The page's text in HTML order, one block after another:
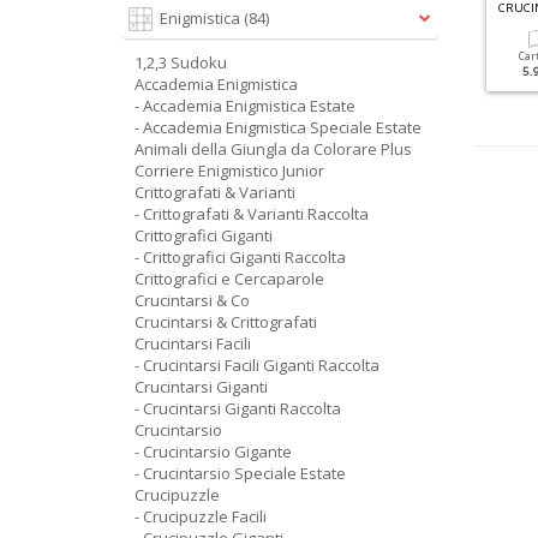
CRUCIVERBA SPECIALE N.1
Digitale
1.00 €
CRUCINTARSIO SPECIALE ESTATE N.2
Enigmistica (84)
1,2,3 Sudoku
Accademia Enigmistica
- Accademia Enigmistica Estate
- Accademia Enigmistica Speciale Estate
Animali della Giungla da Colorare Plus
Corriere Enigmistico Junior
Crittografati & Varianti
- Crittografati & Varianti Raccolta
Crittografici Giganti
- Crittografici Giganti Raccolta
Crittografici e Cercaparole
Crucintarsi & Co
Crucintarsi & Crittografati
Crucintarsi Facili
- Crucintarsi Facili Giganti Raccolta
Crucintarsi Giganti
- Crucintarsi Giganti Raccolta
Crucintarsio
- Crucintarsio Gigante
- Crucintarsio Speciale Estate
Crucipuzzle
- Crucipuzzle Facili